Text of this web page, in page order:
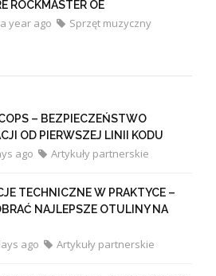
ROCKMASTER OE
year ago Sprzęt muzyczny
– BEZPIECZEŃSTWO
OD PIERWSZEJ LINII KODU
ago Artykuły partnerskie
TECHNICZNE W PRAKTYCE –
NAJLEPSZE OTULINY NA
ago Artykuły partnerskie